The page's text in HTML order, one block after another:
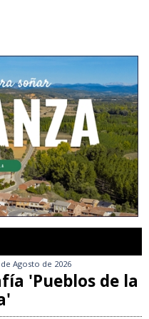
de Agosto de 2026
'Pueblos de la